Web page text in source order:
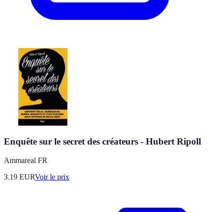
Enquête sur le secret des créateurs - Hubert Ripoll
Ammareal FR
3.19 EURVoir le prix